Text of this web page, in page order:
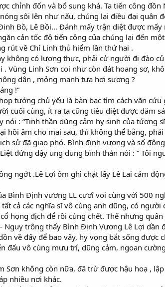
chỉnh đốn và bổ sung khá. Ta tiến công đồn
sôi lên như nấu, chúng lại điều đại quân
Bồ, Lê Bồi… Đánh mấy trận diệt được
cản tốc độ tiến công của chúng lại đến
rút về Chí Linh thủ hiểm lần thứ hai .
không có lương thực, phải cử người đi đào
Vùng Linh Sơn coi như còn đát hoang sơ,
dân , mỏng manh tựa hơi sương ?
!”
tướng chủ yếu là bàn bạc tìm cách vãn cứu
cuối cùng, ít ra ta cũng tiêu diệt được dăm
: “Tinh thần dũng cảm hy sinh của tứơng
hồi âm cho mai sau, thì không thể bằng,
sử đã giao phó. Bình định vương và số
đứng dậy ung dung bình thản nói : “ Tôi
ngớt .Lê Lợi ôm ghì chặt lấy Lê Lai cảm
Bình Định vương LL cươĩ voi cùng với 500
cả các nghĩa sĩ vô cùng anh dũng, có người
họng địch để rồi cùng chết. Thế nhưng
trông thấy Bình Định Vương Lê Lợi dần
về đấy để bao vây, hy vọng bắt sống được
đấu vô cùng mưu trí, dũng cảm, ngoan
Sơn không còn nữa, đã trừ được hậu hoạ ,
nhiều nơi khác.